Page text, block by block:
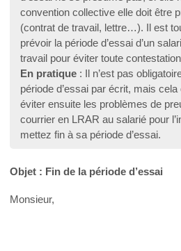
convention collective elle doit être
(contrat de travail, lettre…). Il est
prévoir la période d’essai d’un
travail pour éviter toute
En pratique : Il n’est pas
période d’essai par écrit, mais
éviter ensuite les problèmes de
courrier en LRAR au salarié pour
mettez fin à sa période d’essai.
Objet : Fin de la période d’essai
Monsieur,